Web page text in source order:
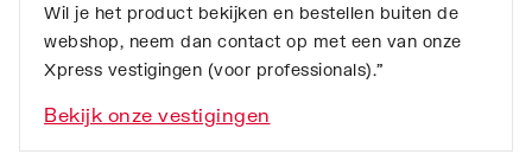
Wil je het product bekijken en bestellen buiten de
webshop, neem dan contact op met een van onze
Xpress vestigingen (voor professionals).”
Bekijk onze vestigingen